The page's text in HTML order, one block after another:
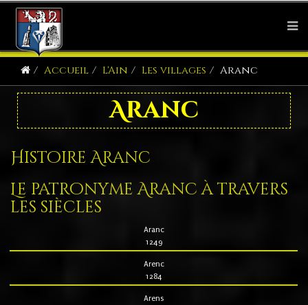
Accueil L'Ain Les villages Aranc
Aranc
Histoire Aranc
Le patronyme Aranc à travers
les siècles
Aranc
1249
Arenc
1284
Arens